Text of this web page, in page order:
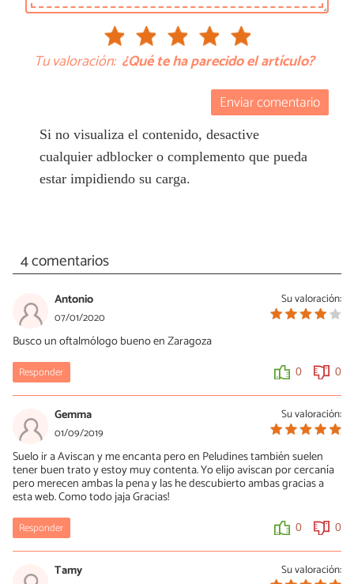
Tu valoración: ¿Qué te ha parecido el artículo?
Enviar comentario
Si no visualiza el contenido, desactive
cualquier adblocker o complemento que pueda
estar impidiendo su carga.
4 comentarios
Su valoración:
Antonio
07/01/2020
Busco un oftalmólogo bueno en Zaragoza
Responder 0 0
Su valoración:
Gemma
01/09/2019
Suelo ir a Aviscan y me encanta pero en Peludines también suelen
tener buen trato y estoy muy contenta. Yo elijo aviscan por cercanía
pero merecen ambas la pena y las he descubierto ambas gracias a
esta web. Como todo jaja Gracias!
Responder 0 0
Su valoración:
Tamy